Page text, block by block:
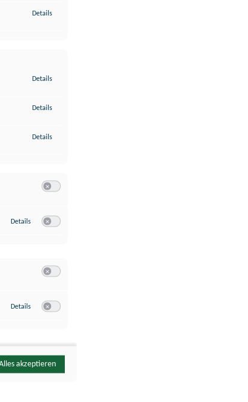
Details
Details
Details
Details
Details zu Google Analytics
Details zu YouTube
akzeptieren